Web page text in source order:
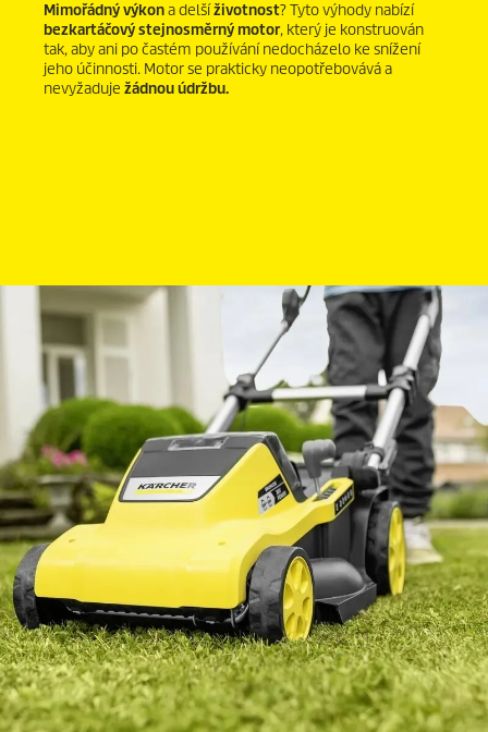
Mimořádný výkona delšíživotnost? Tyto výhody nabízí
bezkartáčový stejnosměrný motor, který je konstruován
tak, aby ani po častém používání nedocházelo ke snížení
jeho účinnosti. Motor se prakticky neopotřebovává a
nevyžaduje žádnou údržbu.